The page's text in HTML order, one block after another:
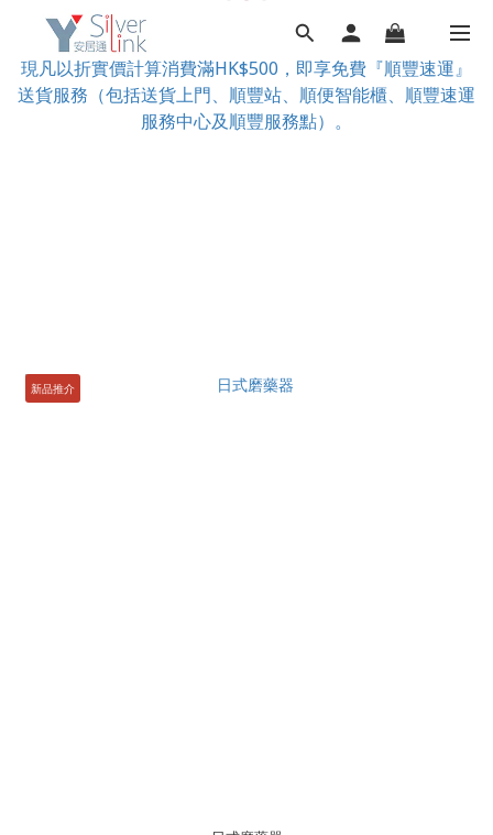
現凡以折實價計算消費滿HK$500，即享免費『順豐速運』
送貨服務（包括送貨上門、順豐站、順便智能櫃、順豐速運
服務中心及順豐服務點）。
新品推介